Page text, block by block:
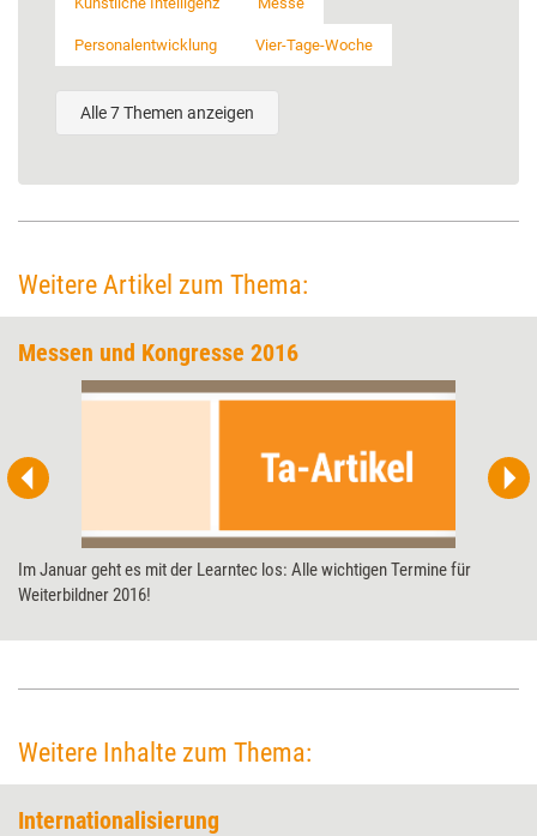
Personalentwicklung Vier-Tage-Woche
Alle 7 Themen anzeigen
Weitere Artikel zum Thema:
Messen und Kongresse 2016
Im Januar geht es mit der Learntec los: Alle wichtigen Termine für
Weiterbildner 2016!
Weitere Inhalte zum Thema:
Internationalisierung